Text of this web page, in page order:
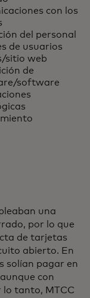
con los
del personal
de usuarios
sitio web
de
software
una
por lo que
de tarjetas
abierto. En
solían pagar en
con
lo tanto, MTCC